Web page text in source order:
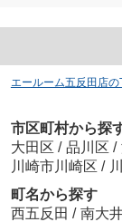
エールーム五反田店の
市区町村から探
大田区 / 品川区 /
川崎市川崎区 /
町名から探す
西五反田 / 南大